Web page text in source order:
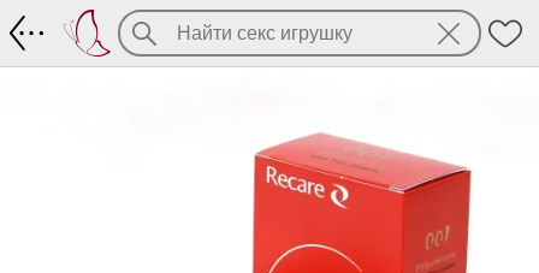
Тончайший полиуретан Recare 001